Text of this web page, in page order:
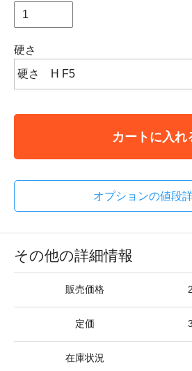
硬さ
カートに入れ
オプションの値段
その他の詳細情報
販売価格
定価
在庫状況